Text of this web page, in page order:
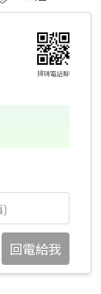
掃碼電話聊
回電給我